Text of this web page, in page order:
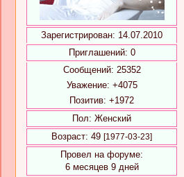
Зарегистрирован: 14.07.2010
Приглашений: 0
Сообщений: 25352
Уважение: +4075
Позитив: +1972
Пол: Женский
Возраст: 49 [1977-03-23]
Провел на форуме:
6 месяцев 9 дней